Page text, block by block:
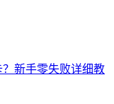
新手零失败详细教